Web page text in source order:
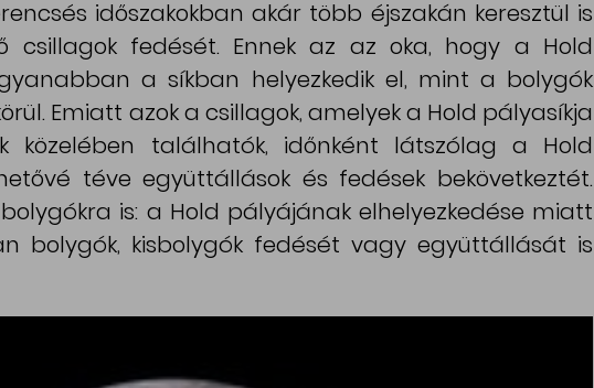
időszakokban akár több éjszakán keresztül is
csillagok fedését. Ennek az az oka, hogy a Hold
a síkban helyezkedik el, mint a bolygók
Emiatt azok a csillagok, amelyek a Hold pályasíkja
közelében találhatók, időnként látszólag a Hold
téve együttállások és fedések bekövetkeztét.
is: a Hold pályájának elhelyezkedése miatt
bolygók, kisbolygók fedését vagy együttállását is